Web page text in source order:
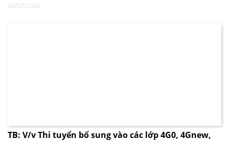
30/07/2026
TB: V/v Thi tuyển bổ sung vào các lớp 4G0, 4Gnew,